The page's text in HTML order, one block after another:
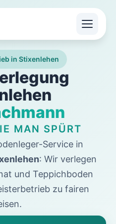
in Stixenlehen
MAN SPÜRT
Service in
: Wir verlegen
und Teppichboden
zu fairen